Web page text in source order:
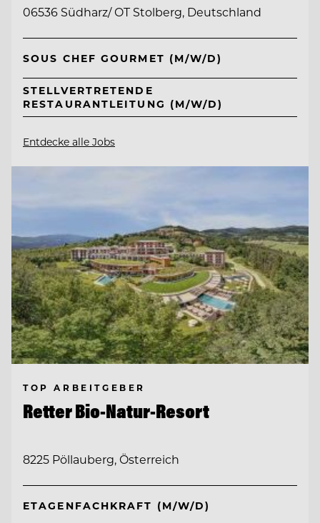
06536 Südharz/ OT Stolberg, Deutschland
SOUS CHEF GOURMET (M/W/D)
STELLVERTRETENDE
RESTAURANTLEITUNG (M/W/D)
Entdecke alle Jobs
TOP ARBEITGEBER
Retter Bio-Natur-Resort
8225 Pöllauberg, Österreich
ETAGENFACHKRAFT (M/W/D)